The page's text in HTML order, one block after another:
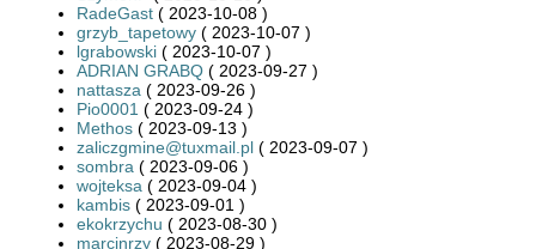
RadeGast ( 2023-10-08 )
grzyb_tapetowy ( 2023-10-07 )
lgrabowski ( 2023-10-07 )
ADRIAN GRABQ ( 2023-09-27 )
nattasza ( 2023-09-26 )
Pio0001 ( 2023-09-24 )
Methos ( 2023-09-13 )
zaliczgmine@tuxmail.pl ( 2023-09-07 )
sombra ( 2023-09-06 )
wojteksa ( 2023-09-04 )
kambis ( 2023-09-01 )
ekokrzychu ( 2023-08-30 )
marcinrzy ( 2023-08-29 )